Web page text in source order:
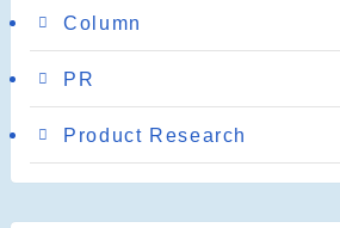
Column
PR
Product Research